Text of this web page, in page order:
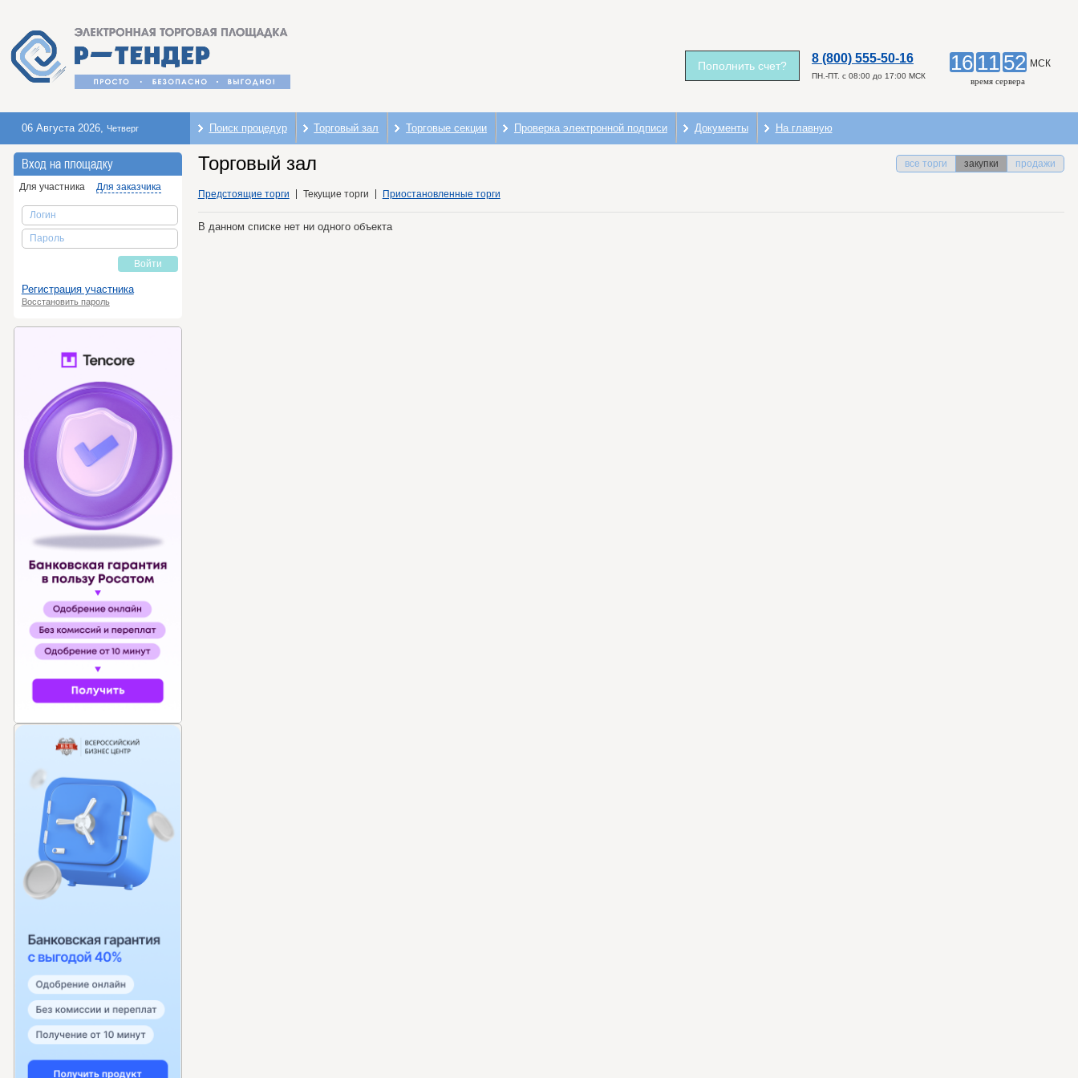
16 11 52 МСК
время сервера
8 (800) 555-50-16
ПН.-ПТ. c 08:00 до 17:00 МСК
Пополнить счет?
06 Августа 2026, Четверг Поиск процедур Торговый зал Торговые секции Проверка электронной подписи Документы На главную
Вход на площадку
Для участника Для заказчика
Логин
Пароль
Войти
Регистрация участника
Восстановить пароль
Торговый зал все торги закупки продажи
Предстоящие торги Текущие торги Приостановленные торги
В данном списке нет ни одного объекта